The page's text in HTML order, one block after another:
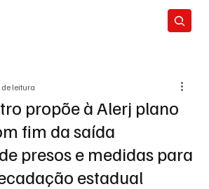
propõe à Alerj plano
fim da saída
presos e medidas para
estadual
leitura